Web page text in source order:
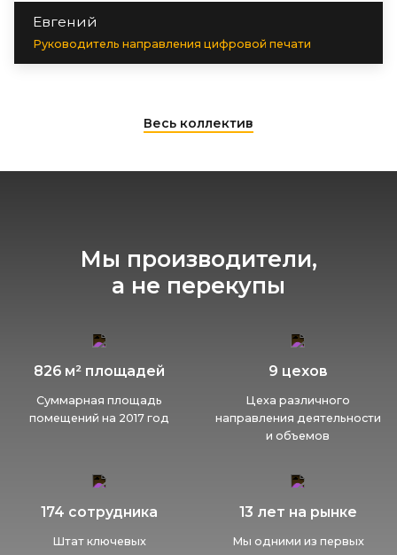
Евгений
Руководитель направления цифровой печати
Весь коллектив
Мы производители,
а не перекупы
826 м² площадей
Суммарная площадь
помещений на 2017 год
9 цехов
Цеха различного
направления деятельности
и объемов
174 сотрудника
Штат ключевых
13 лет на рынке
Мы одними из первых